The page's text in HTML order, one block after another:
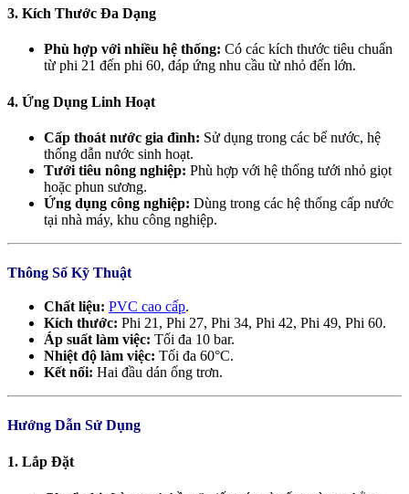
3. Kích Thước Đa Dạng
Phù hợp với nhiều hệ thống: Có các kích thước tiêu chuẩn
từ phi 21 đến phi 60, đáp ứng nhu cầu từ nhỏ đến lớn.
4. Ứng Dụng Linh Hoạt
Cấp thoát nước gia đình: Sử dụng trong các bể nước, hệ
thống dẫn nước sinh hoạt.
Tưới tiêu nông nghiệp: Phù hợp với hệ thống tưới nhỏ giọt
hoặc phun sương.
Ứng dụng công nghiệp: Dùng trong các hệ thống cấp nước
tại nhà máy, khu công nghiệp.
Thông Số Kỹ Thuật
Chất liệu: PVC cao cấp.
Kích thước: Phi 21, Phi 27, Phi 34, Phi 42, Phi 49, Phi 60.
Áp suất làm việc: Tối đa 10 bar.
Nhiệt độ làm việc: Tối đa 60°C.
Kết nối: Hai đầu dán ống trơn.
Hướng Dẫn Sử Dụng
1. Lắp Đặt